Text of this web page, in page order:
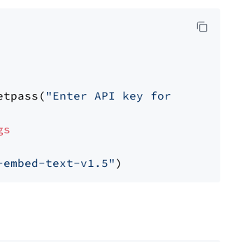
"Enter API key for Nomic: "
embed-text-v1.5"